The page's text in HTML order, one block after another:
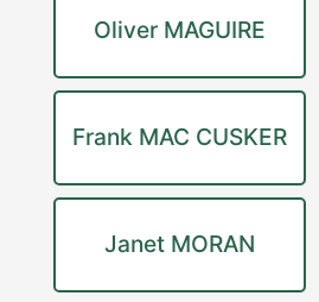
Oliver MAGUIRE
Frank MAC CUSKER
Janet MORAN